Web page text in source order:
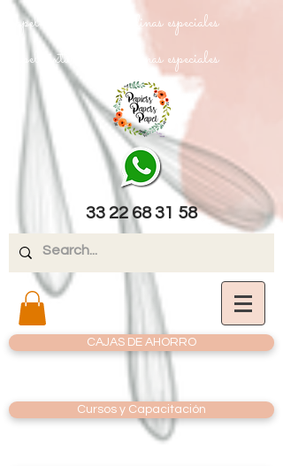
papel texturizado cartulinas especiales
papel texturizado cartulinas especiales
33 22 68 31 58
CAJAS DE AHORRO
Cursos y Capacitación